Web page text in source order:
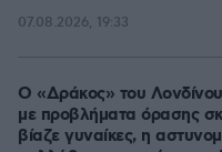
07.08.2026, 19:33
Ο «Δράκος» του
με προβλήματα όρασης
βίαζε γυναίκες, η